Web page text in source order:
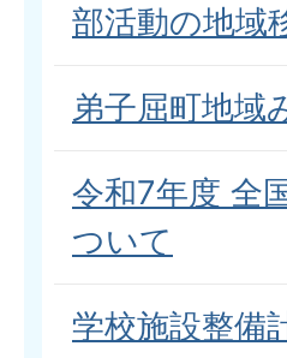
部活動の地域
弟子屈町地域
令和7年度 全
ついて
学校施設整備